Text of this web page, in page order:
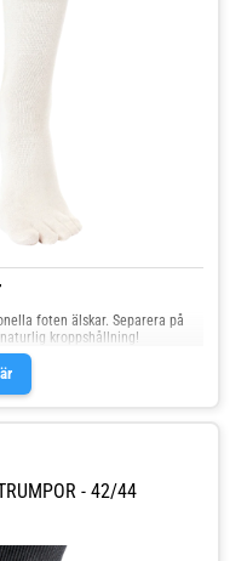
foten älskar. Separera på
kroppshållning!
- 42/44